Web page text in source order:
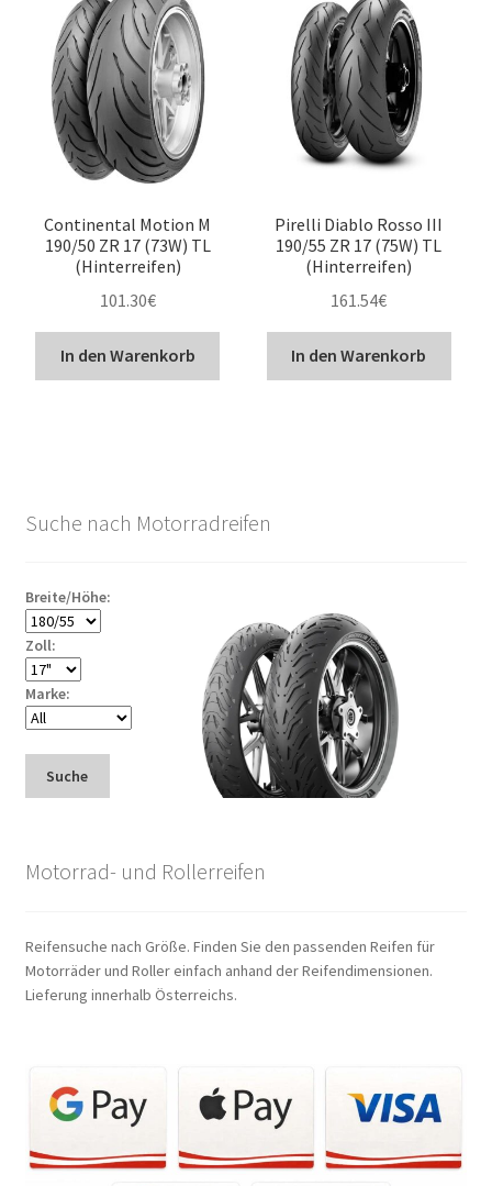
Continental Motion M
190/50 ZR 17 (73W) TL
(Hinterreifen)
101.30€
In den Warenkorb
Pirelli Diablo Rosso III
190/55 ZR 17 (75W) TL
(Hinterreifen)
161.54€
In den Warenkorb
Suche nach Motorradreifen
Breite/Höhe:
Zoll:
Marke:
Suche
Motorrad- und Rollerreifen
Reifensuche nach Größe. Finden Sie den passenden Reifen für
Motorräder und Roller einfach anhand der Reifendimensionen.
Lieferung innerhalb Österreichs.